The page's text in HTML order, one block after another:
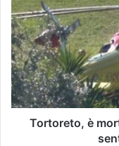
Tortoreto, è